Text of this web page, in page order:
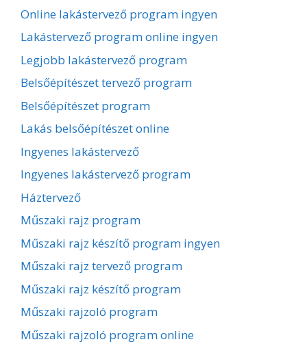
Online lakástervező program ingyen
Lakástervező program online ingyen
Legjobb lakástervező program
Belsőépítészet tervező program
Belsőépítészet program
Lakás belsőépítészet online
Ingyenes lakástervező
Ingyenes lakástervező program
Háztervező
Műszaki rajz program
Műszaki rajz készítő program ingyen
Műszaki rajz tervező program
Műszaki rajz készítő program
Műszaki rajzoló program
Műszaki rajzoló program online